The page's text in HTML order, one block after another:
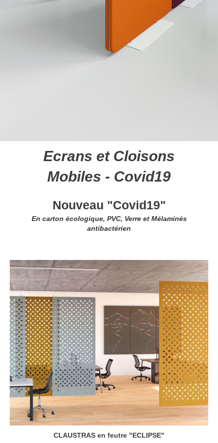
Ecrans et Cloisons
Mobiles - Covid19
Nouveau "Covid19"
En carton écologique, PVC, Verre et Mélaminés
antibactérien
CLAUSTRAS en feutre "ECLIPSE"